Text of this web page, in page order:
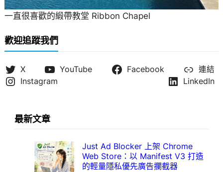
一直很喜歡的緞帶教堂 Ribbon Chapel
歡迎追蹤我們
X YouTube Facebook
連結
Instagram
LinkedIn
最新文章
Just Ad Blocker 上架 Chrome
Web Store：以 Manifest V3 打造
的輕量隱私優先廣告攔截器